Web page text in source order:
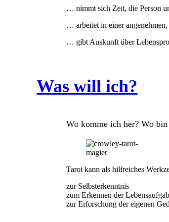
… nimmt sich Zeit, die Person
… arbeitet in einer
… gibt Auskunft über
Was will ich?
Wo komme ich her? Wo
Tarot kann als hilfreiches
zur Selbsterkenntnis
zum Erkennen der
zur Erforschung der eigenen